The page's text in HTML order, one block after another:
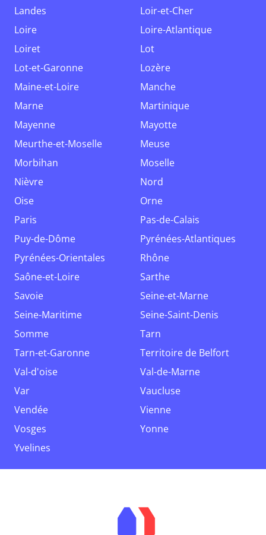
Landes
Loir-et-Cher
Loire
Loire-Atlantique
Loiret
Lot
Lot-et-Garonne
Lozère
Maine-et-Loire
Manche
Marne
Martinique
Mayenne
Mayotte
Meurthe-et-Moselle
Meuse
Morbihan
Moselle
Nièvre
Nord
Oise
Orne
Paris
Pas-de-Calais
Puy-de-Dôme
Pyrénées-Atlantiques
Pyrénées-Orientales
Rhône
Saône-et-Loire
Sarthe
Savoie
Seine-et-Marne
Seine-Maritime
Seine-Saint-Denis
Somme
Tarn
Tarn-et-Garonne
Territoire de Belfort
Val-d'oise
Val-de-Marne
Var
Vaucluse
Vendée
Vienne
Vosges
Yonne
Yvelines